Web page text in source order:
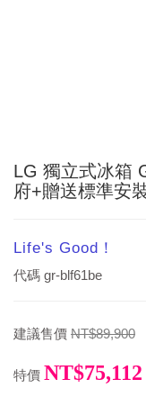
LG 獨立式冰箱
府+贈送標準安裝
Life's Good！
代碼 gr-blf61be
建議售價 NT$89,900
特價 NT$75,112